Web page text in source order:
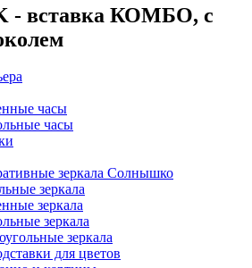
- вставка КОМБО, с
часы
часы
зеркала Солнышко
зеркала
зеркала
зеркала
зеркала
для цветов